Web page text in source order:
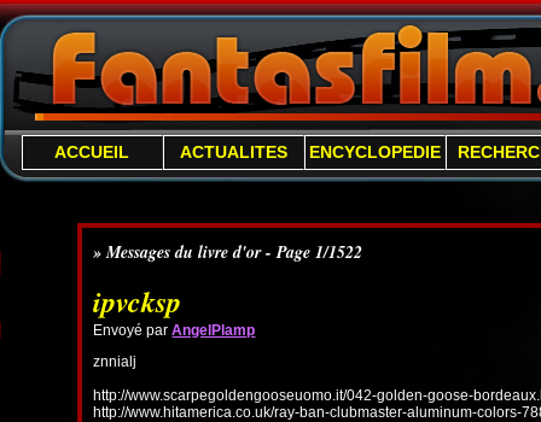
ACCUEIL ACTUALITES ENCYCLOPEDIE
» Messages du livre d'or - Page 1/1522
ipvcksp
Envoyé parAngelPlamp
znnialj
http://www.scarpegoldengooseuomo.it/042-golden-goose-
http://www.hitamerica.co.uk/ray-ban-clubmaster-aluminum-colors-